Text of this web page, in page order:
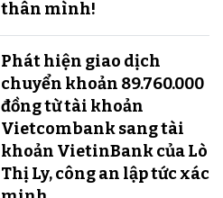
thân mình!
Phát hiện giao dịch
chuyển khoản 89.760.000
đồng từ tài khoản
Vietcombank sang tài
khoản VietinBank của Lò
Thị Ly, công an lập tức xác